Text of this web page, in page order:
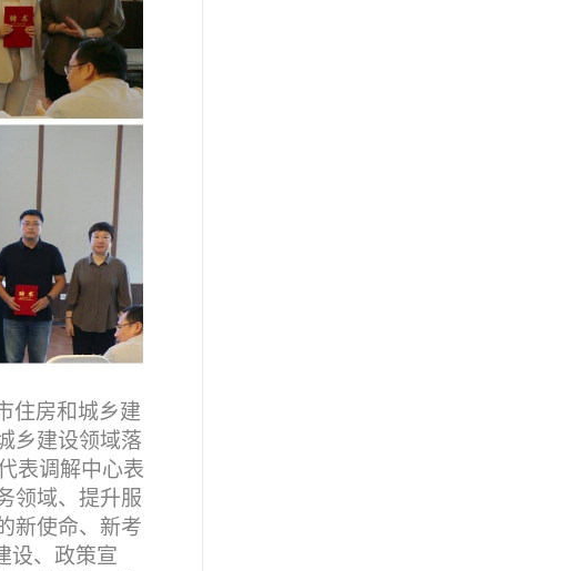
住房和城乡建
乡建设领域落
表调解中心表
领域、提升服
新使命、新考
设、政策宣